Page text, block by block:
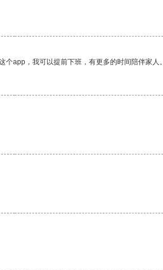
app，我可以提前下班，有更多的时间陪伴家人。